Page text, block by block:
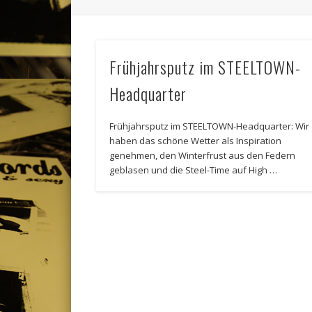
Frühjahrsputz im STEELTOWN-
Headquarter
Frühjahrsputz im STEELTOWN-Headquarter: Wir
haben das schöne Wetter als Inspiration
genehmen, den Winterfrust aus den Federn
geblasen und die Steel-Time auf High …